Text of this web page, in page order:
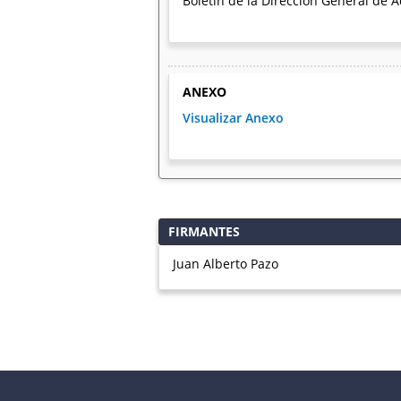
ANEXO
Visualizar Anexo
FIRMANTES
Juan Alberto Pazo